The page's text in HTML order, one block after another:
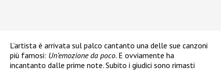
L’artista è arrivata sul palco cantanto una delle sue canzoni
più famosi: Un’emozione da poco. E ovviamente ha
incantanto dalle prime note. Subito i giudici sono rimasti